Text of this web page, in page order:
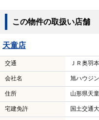
この物件の取扱い店舗
天童店
交通 ＪＲ奥羽
会社名 旭ハウジ
住所 山形県天
宅建免許 国土交通